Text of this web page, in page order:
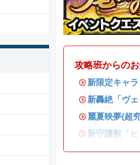
攻略班からの
・新限定キャラ
・新轟絶「ヴ
・ 麗夏映夢(超
・ 新守護獣「